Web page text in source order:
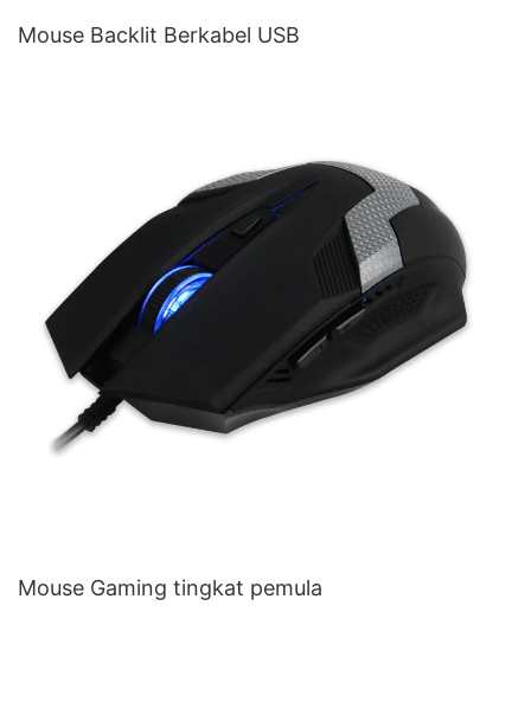
Mouse Backlit Berkabel USB
Mouse Gaming tingkat pemula